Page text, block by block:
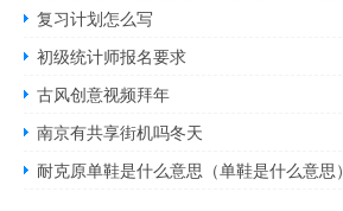
复习计划怎么写
初级统计师报名要求
古风创意视频拜年
南京有共享街机吗冬天
耐克原单鞋是什么意思（单鞋是什么意思）